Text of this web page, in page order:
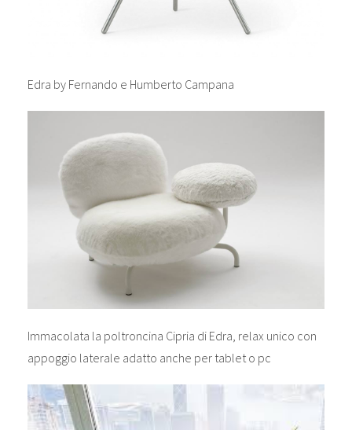
Edra by Fernando e Humberto Campana
Immacolata la poltroncina Cipria di Edra, relax unico con
appoggio laterale adatto anche per tablet o pc